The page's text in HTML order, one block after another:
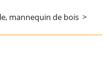
mannequin de bois >